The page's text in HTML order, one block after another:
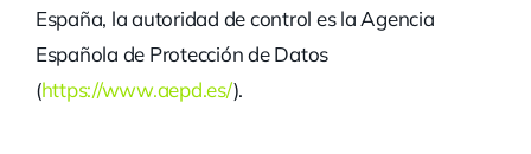
España, la autoridad de control es la Agencia
Española de Protección de Datos
(https://www.aepd.es/).